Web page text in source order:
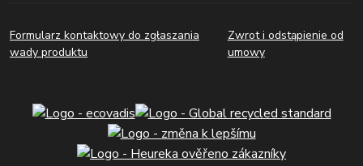
Formularz kontaktowy do zgłaszania
wady produktu
Zwrot i odstąpienie od
umowy